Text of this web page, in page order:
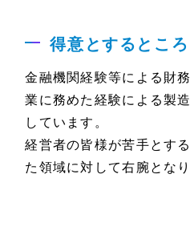
得意とするところ
金融機関経験等による財
業に務めた経験による製
しています。
経営者の皆様が苦手とす
た領域に対して右腕とな